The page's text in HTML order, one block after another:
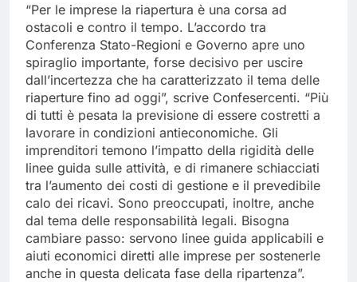
“Per le imprese la riapertura è una corsa ad
ostacoli e contro il tempo. L’accordo tra
Conferenza Stato-Regioni e Governo apre uno
spiraglio importante, forse decisivo per uscire
dall’incertezza che ha caratterizzato il tema delle
riaperture fino ad oggi”, scrive Confesercenti. “Più
di tutti è pesata la previsione di essere costretti a
lavorare in condizioni antieconomiche. Gli
imprenditori temono l’impatto della rigidità delle
linee guida sulle attività, e di rimanere schiacciati
tra l’aumento dei costi di gestione e il prevedibile
calo dei ricavi. Sono preoccupati, inoltre, anche
dal tema delle responsabilità legali. Bisogna
cambiare passo: servono linee guida applicabili e
aiuti economici diretti alle imprese per sostenerle
anche in questa delicata fase della ripartenza”.